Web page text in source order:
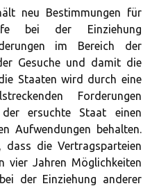
neu Bestimmungen für
bei der Einziehung
im Bereich der
Gesuche und damit die
Staaten wird durch eine
Forderungen
ersuchte Staat einen
Aufwendungen behalten.
dass die Vertragsparteien
vier Jahren Möglichkeiten
der Einziehung anderer